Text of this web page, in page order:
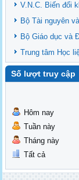
V.N.C. Biến đổi
Bộ Tài nguyên
Bộ Giáo dục và
Trung tâm Học
Số lượt truy cập
Hôm nay
Tuần này
Tháng này
Tất cả